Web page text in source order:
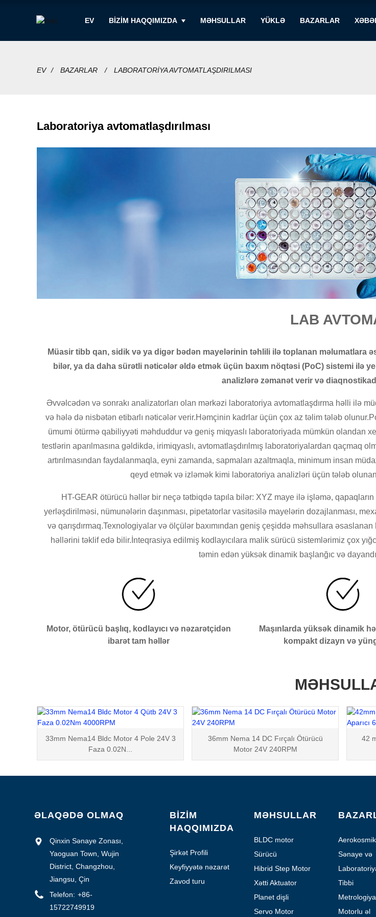
EV BIZIM HAQQIMIZDA MƏHSULLAR YÜKLƏ BAZARLAR
EV BAZARLAR LABORATORIYA AVTOMATLAŞDIRILMASI
Laboratoriya avtomatlaşdırılması
LAB
Müasir tibb qan, sidik və ya digər bədən mayelərinin təhlili ilə toplanan məlumatlara
bilər, ya da daha sürətli nəticələr əldə etmək üçün baxım nöqtəsi (PoC) sistemi ilə
analizlərə zəmanət verir və
Əvvəlcədən və sonrakı analizatorları olan mərkəzi laboratoriya avtomatlaşdırma həlli ilə
və hələ də nisbətən etibarlı nəticələr verir.Həmçinin kadrlar üçün çox az təlim tələb
ümumi ötürmə qabiliyyəti məhduddur və geniş miqyaslı laboratoriyada mümkün olandan
testlərin aparılmasına gəldikdə, irimiqyaslı, avtomatlaşdırılmış laboratoriyalardan qaçmaq
artırılmasından faydalanmaqla, eyni zamanda, sapmaları azaltmaqla, minimum insan
qeyd etmək və izləmək kimi laboratoriya analizləri üçün tələb
HT-GEAR ötürücü həllər bir neçə tətbiqdə tapıla bilər: XYZ maye ilə işləmə, qapaqların
yerləşdirilməsi, nümunələrin daşınması, pipetatorlar vasitəsilə mayelərin dozajlanması,
və qarışdırmaq.Texnologiyalar və ölçülər baxımından geniş çeşiddə məhsullara
həllərini təklif edə bilir.İnteqrasiya edilmiş kodlayıcılara malik sürücü sistemlərimiz çox
təmin edən yüksək dinamik başlanğıc və
Motor, ötürücü başlıq, kodlayıcı və nəzarətçidən
ibarət tam həllər
Maşınlarda yüksək dinamik
kompakt dizayn və
33mm Nema14 Bldc Motor 4 Pole 24V 3
Faza 0.02N...
36mm Nema 14 DC Fırçalı Ötürücü
Motor 24V 240RPM
42
ƏLAQƏDƏ OLMAQ
Qinxin Sənaye Zonası,
Yaoguan Town, Wujin
District, Changzhou,
Jiangsu, Çin
Telefon: +86-
15722749919
BİZİM
HAQQIMIZDA
Şirkət Profili
Keyfiyyətə nəzarət
Zavod turu
MƏHSULLAR
BLDC motor
Sürücü
Hibrid Step Motor
Xətti Aktuator
Planet dişli
mühərriki
Servo Motor
Aviasiya
Sənaye və
Tibbi
Sınaq
Motorlu əl